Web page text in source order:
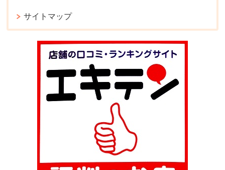
サイトマップ